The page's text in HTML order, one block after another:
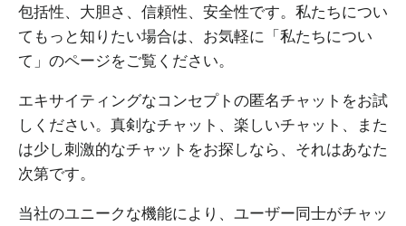
包括性、大胆さ、信頼性、安全性です。私たちについ
てもっと知りたい場合は、お気軽に「私たちについ
て」のページをご覧ください。
エキサイティングなコンセプトの匿名チャットをお試
しください。真剣なチャット、楽しいチャット、また
は少し刺激的なチャットをお探しなら、それはあなた
次第です。
当社のユニークな機能により、ユーザー同士がチャッ